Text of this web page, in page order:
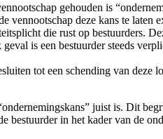
gehouden is
deze kans te laten
die rust op bestuurders.
is een bestuurder steeds
tot een schending van deze
juist is. Dit
bestuurder in het kader van de